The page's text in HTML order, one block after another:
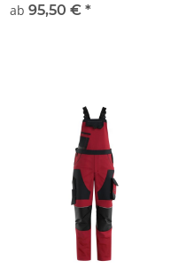
ab 95,50 € *